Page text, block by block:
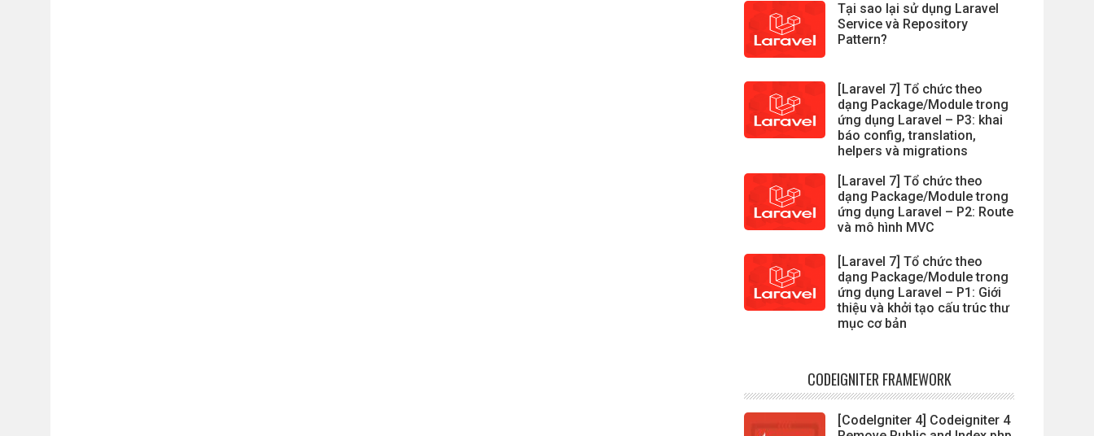
Tại sao lại sử dụng Laravel
Service và Repository
Pattern?
[Laravel 7] Tổ chức theo
dạng Package/Module trong
ứng dụng Laravel – P3: khai
báo config, translation,
helpers và migrations
[Laravel 7] Tổ chức theo
dạng Package/Module trong
ứng dụng Laravel – P2: Route
và mô hình MVC
[Laravel 7] Tổ chức theo
dạng Package/Module trong
ứng dụng Laravel – P1: Giới
thiệu và khởi tạo cấu trúc thư
mục cơ bản
CODEIGNITER FRAMEWORK
[CodeIgniter 4] Codeigniter 4